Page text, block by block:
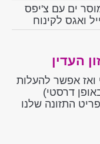
ים עם צ'יפס
ואגס לקינוח
העדין
ואז אפשר להעלות
דרסטי)
התזונה שלנו